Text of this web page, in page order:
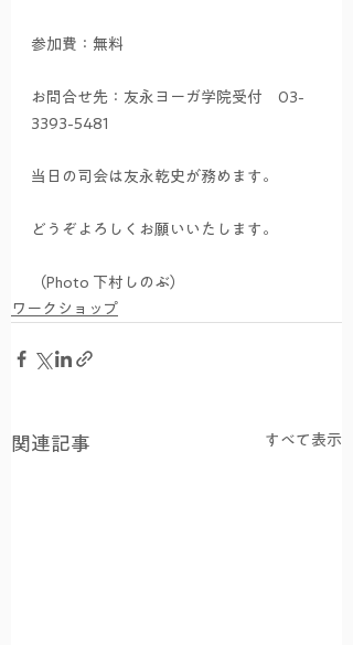
参加費：無料
お問合せ先：友永ヨーガ学院受付　03-
3393-5481
当日の司会は友永乾史が務めます。
どうぞよろしくお願いいたします。
（Photo 下村しのぶ）
ワークショップ
関連記事 すべて表示